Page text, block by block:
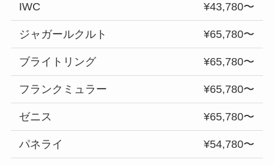
IWC ¥43,780〜
ジャガールクルト ¥65,780〜
ブライトリング ¥65,780〜
フランクミュラー ¥65,780〜
ゼニス ¥65,780〜
パネライ ¥54,780〜